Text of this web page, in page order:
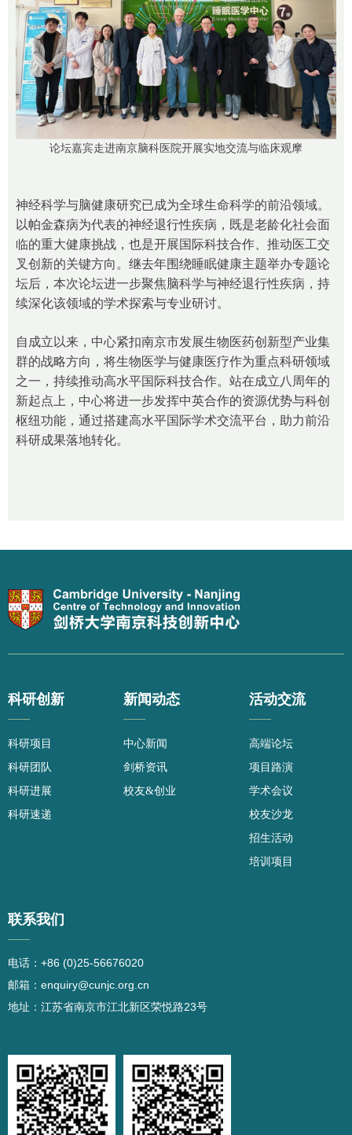
论坛嘉宾走进南京脑科医院开展实地交流与临床观摩
神经科学与脑健康研究已成为全球生命科学的前沿领域。
以帕金森病为代表的神经退行性疾病，既是老龄化社会面
临的重大健康挑战，也是开展国际科技合作、推动医工交
叉创新的关键方向。继去年围绕睡眠健康主题举办专题论
坛后，本次论坛进一步聚焦脑科学与神经退行性疾病，持
续深化该领域的学术探索与专业研讨。
自成立以来，中心紧扣南京市发展生物医药创新型产业集
群的战略方向，将生物医学与健康医疗作为重点科研领域
之一，持续推动高水平国际科技合作。站在成立八周年的
新起点上，中心将进一步发挥中英合作的资源优势与科创
枢纽功能，通过搭建高水平国际学术交流平台，助力前沿
科研成果落地转化。
科研创新
——
科研项目
科研团队
科研进展
科研速递
新闻动态
——
中心新闻
剑桥资讯
校友&创业
活动交流
——
高端论坛
项目路演
学术会议
校友沙龙
招生活动
培训项目
联系我们
——
电话：+86 (0)25-56676020
邮箱：enquiry@cunjc.org.cn
地址：江苏省南京市江北新区荣悦路23号